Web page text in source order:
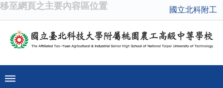
移至網頁之主要內容區位置 國立北科附工